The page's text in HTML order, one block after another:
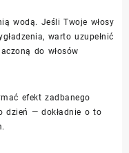
wodą. Jeśli Twoje włosy
warto uzupełnić
do włosów
efekt zadbanego
dzień — dokładnie o to